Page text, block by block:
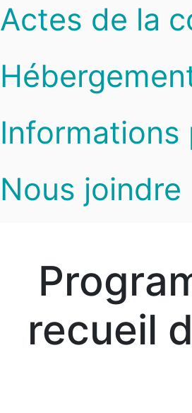
Actes de la
Informations
Nous joindre
recueil